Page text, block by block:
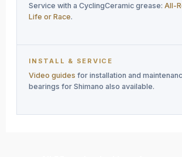
Service with a CyclingCeramic grease: All-
Life or Race.
INSTALL & SERVICE
Video guides for installation and
bearings for Shimano also available.